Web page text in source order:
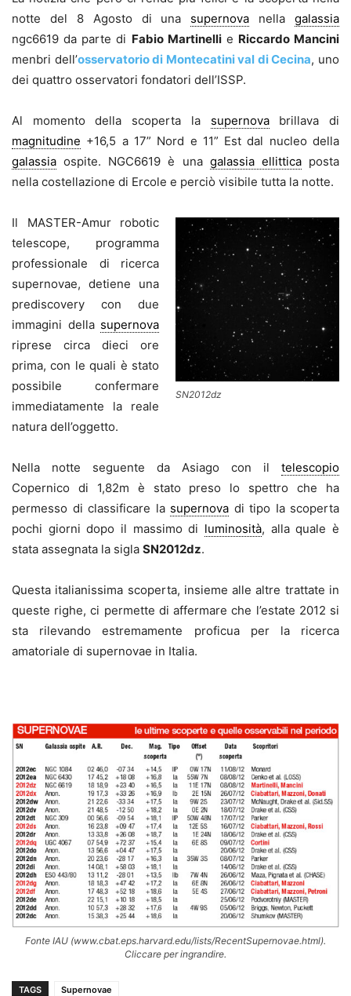
notte del 8 Agosto di una supernova nella galassia
ngc6619 da parte di Fabio Martinellie Riccardo Mancini
menbri dell’osservatorio di Montecatini val di Cecina, uno
dei quattro osservatori fondatori dell’ISSP.
Al momento della scoperta la supernovabrillava di
magnitudine +16,5 a 17” Nord e 11” Est dal nucleo della
galassia ospite. NGC6619 è una galassia ellitticaposta
nella costellazione di Ercole e perciò visibile tutta la notte.
SN2012dz
Il MASTER-Amur robotic
telescope, programma
professionale di ricerca
supernovae, detiene una
prediscovery con due
immagini della supernova
riprese circa dieci ore
prima, con le quali è stato
possibile confermare
immediatamente la reale
natura dell’oggetto.
Nella notte seguente da Asiago con il telescopio
Copernico di 1,82m è stato preso lo spettro che ha
permesso di classificare la supernova di tipo Ia scoperta
pochi giorni dopo il massimo di luminosità, alla quale è
stata assegnata la sigla SN2012dz.
Questa italianissima scoperta, insieme alle altre trattate in
queste righe, ci permette di affermare che l’estate 2012 si
sta rilevando estremamente proficua per la ricerca
amatoriale di supernovae in Italia.
Fonte IAU (www.cbat.eps.harvard.edu/lists/RecentSupernovae.html).
Cliccare per ingrandire.
TAGS Supernovae